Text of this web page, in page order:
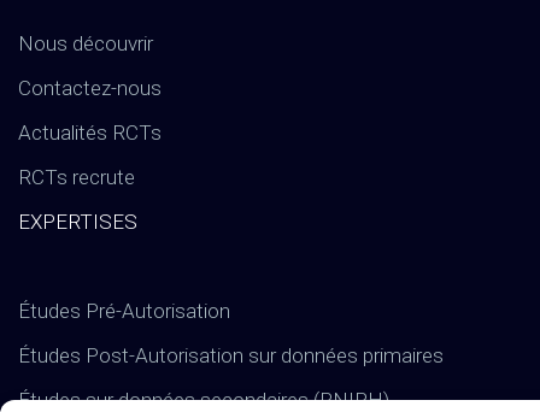
Nous découvrir
Contactez-nous
Actualités RCTs
RCTs recrute
EXPERTISES
Études Pré-Autorisation
Études Post-Autorisation sur données primaires
Études sur données secondaires (RNIPH)